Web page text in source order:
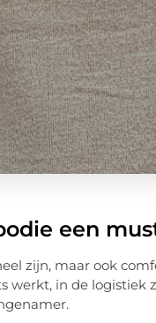
een
zijn, maar ook
werkt, in de logistiek